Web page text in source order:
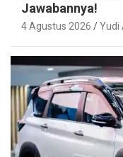
Jawabannya!
4 Agustus 2026 Yudi